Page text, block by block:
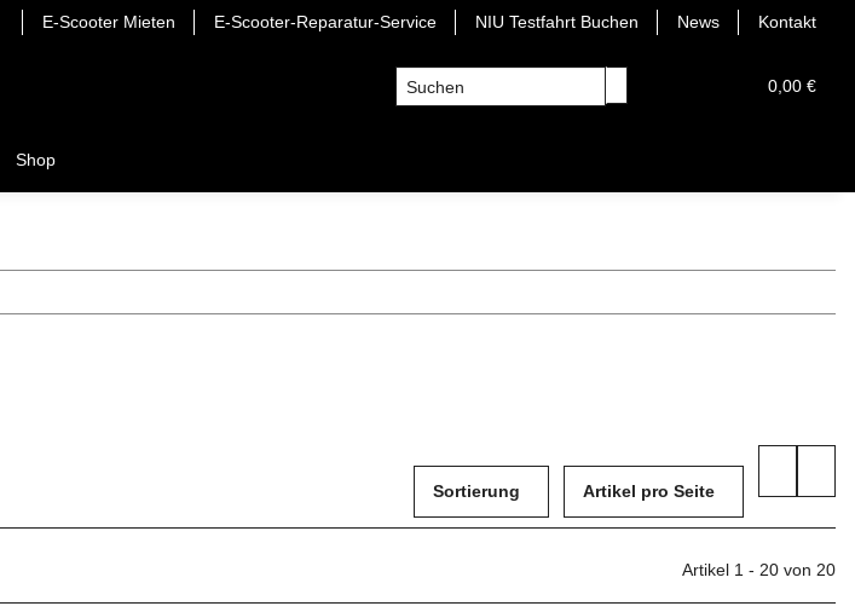
E-Scooter Mieten E-Scooter-Reparatur-Service NIU Testfahrt Buchen News Kontakt
0,00 €
Shop
Sortierung Artikel pro Seite
Artikel 1 - 20 von 20